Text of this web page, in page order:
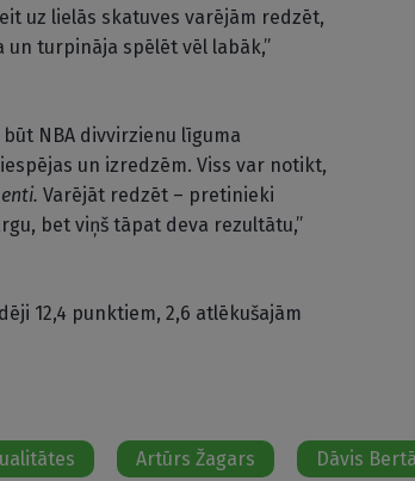
uz lielās skatuves varējām redzēt,
un turpināja spēlēt vēl labāk,”
NBA divvirzienu līguma
un izredzēm. Viss var notikt,
Varējāt redzēt – pretinieki
bet viņš tāpat deva rezultātu,”
12,4 punktiem, 2,6 atlēkušajām
Artūrs Žagars Dāvis